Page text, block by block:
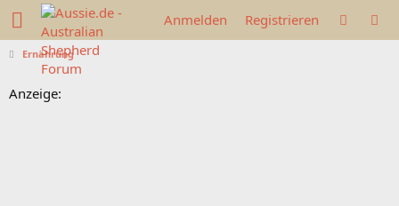
Anmelden Registrieren
Ernährung
Anzeige: